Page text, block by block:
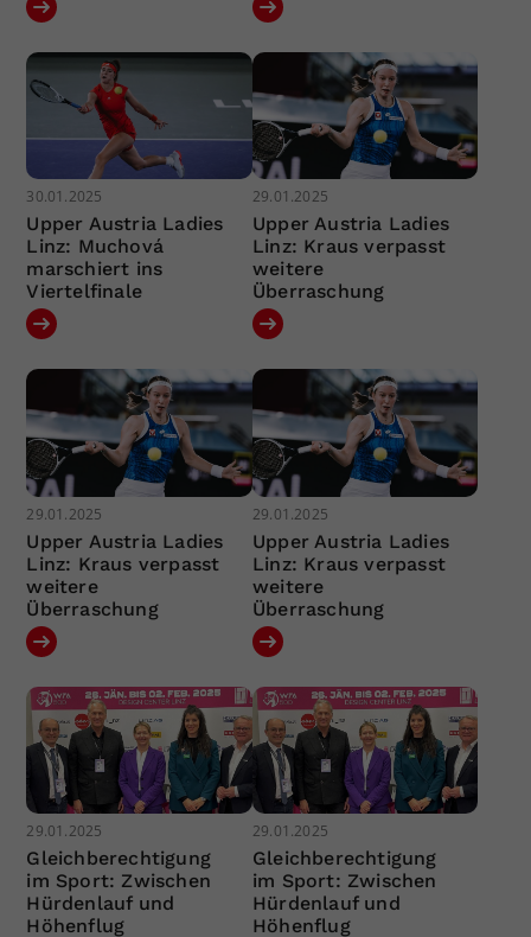
30.01.2025
Upper Austria Ladies
Linz: Muchová
marschiert ins
Viertelfinale
29.01.2025
Upper Austria Ladies
Linz: Kraus verpasst
weitere
Überraschung
29.01.2025
Upper Austria Ladies
Linz: Kraus verpasst
weitere
Überraschung
29.01.2025
Upper Austria Ladies
Linz: Kraus verpasst
weitere
Überraschung
29.01.2025
Gleichberechtigung
im Sport: Zwischen
Hürdenlauf und
Höhenflug
29.01.2025
Gleichberechtigung
im Sport: Zwischen
Hürdenlauf und
Höhenflug